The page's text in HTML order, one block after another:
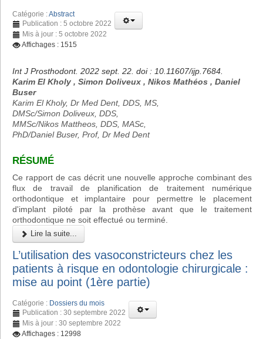
Catégorie :Abstract
Publication : 5 octobre 2022
Mis à jour : 5 octobre 2022
Affichages : 1515
Int J Prosthodont. 2022 sept. 22. doi : 10.11607/ijp.7684.
Karim El Kholy , Simon Doliveux , Nikos Mathéos , Daniel
Buser
Karim El Kholy, Dr Med Dent, DDS, MS,
DMSc/Simon Doliveux, DDS,
MMSc/Nikos Mattheos, DDS, MASc,
PhD/Daniel Buser, Prof, Dr Med Dent
RÉSUMÉ
Ce rapport de cas décrit une nouvelle approche combinant des
flux de travail de planification de traitement numérique
orthodontique et implantaire pour permettre le placement
d'implant piloté par la prothèse avant que le traitement
orthodontique ne soit effectué ou terminé.
Lire la suite...
L’utilisation des vasoconstricteurs chez les
patients à risque en odontologie chirurgicale :
mise au point (1ère partie)
Catégorie : Dossiers du mois
Publication : 30 septembre 2022
Mis à jour : 30 septembre 2022
Affichages : 12998